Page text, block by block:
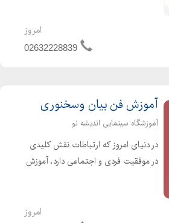
دورههای آموزشی، شما به صورت عملی و
جذاب با جدیدترین و ...
امروز
02632228839
آموزش فن بیان وسخنوری
آموزشگاه سینمایی اندیشه نو
در دنیای امروز که ارتباطات نقش کلیدی
در موفقیت فردی و اجتماعی دارد، آموزش
اجتنابناپذیر است. توانایی ابراز وجود، دفاع
امروز